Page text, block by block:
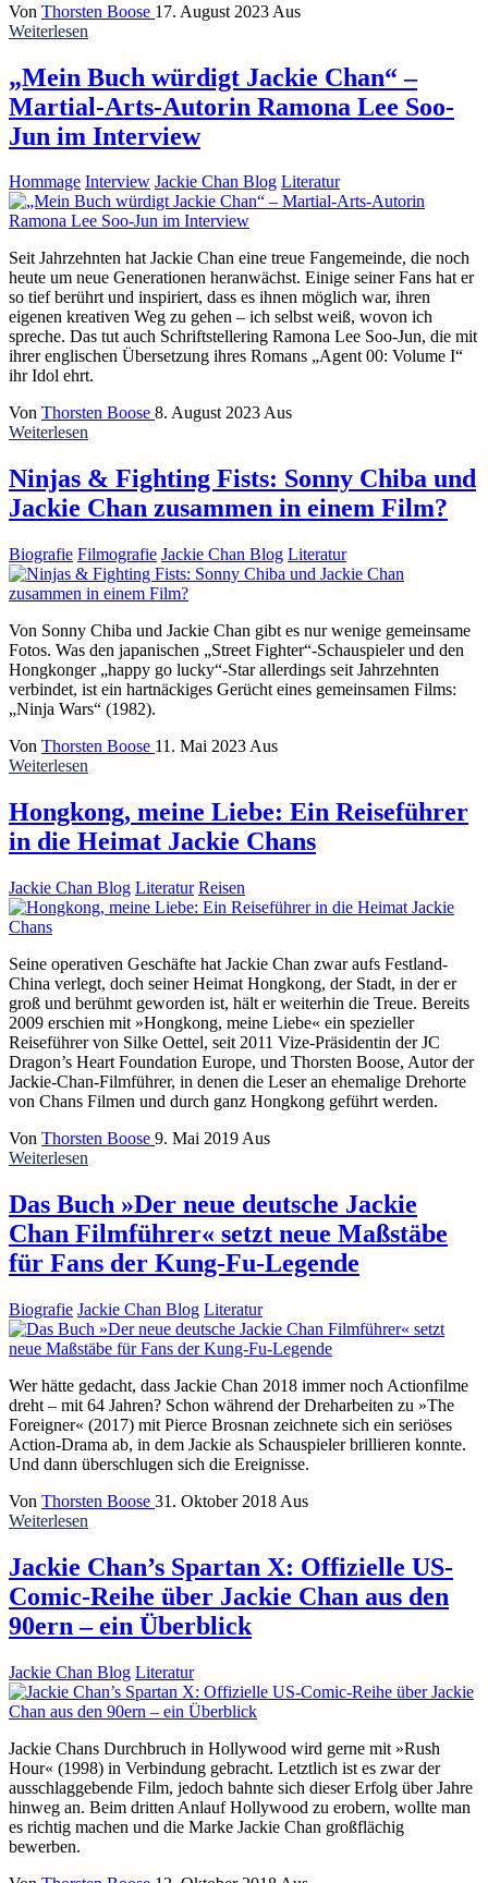
Von Thorsten Boose 17. August 2023 Aus
Weiterlesen
„Mein Buch würdigt Jackie Chan“ –
Martial-Arts-Autorin Ramona Lee Soo-
Jun im Interview
Hommage Interview Jackie Chan Blog Literatur
Seit Jahrzehnten hat Jackie Chan eine treue Fangemeinde, die noch
heute um neue Generationen heranwächst. Einige seiner Fans hat er
so tief berührt und inspiriert, dass es ihnen möglich war, ihren
eigenen kreativen Weg zu gehen – ich selbst weiß, wovon ich
spreche. Das tut auch Schriftstellering Ramona Lee Soo-Jun, die mit
ihrer englischen Übersetzung ihres Romans „Agent 00: Volume I“
ihr Idol ehrt.
Von Thorsten Boose 8. August 2023Aus
Weiterlesen
Ninjas & Fighting Fists: Sonny Chiba und
Jackie Chan zusammen in einem Film?
Biografie Filmografie Jackie Chan Blog Literatur
Von Sonny Chiba und Jackie Chan gibt es nur wenige gemeinsame
Fotos. Was den japanischen „Street Fighter“-Schauspieler und den
Hongkonger „happy go lucky“-Star allerdings seit Jahrzehnten
verbindet, ist ein hartnäckiges Gerücht eines gemeinsamen Films:
„Ninja Wars“ (1982).
Von Thorsten Boose 11. Mai 2023 Aus
Weiterlesen
Hongkong, meine Liebe: Ein Reiseführer
in die Heimat Jackie Chans
Jackie Chan Blog Literatur Reisen
Seine operativen Geschäfte hat Jackie Chan zwar aufs Festland-
China verlegt, doch seiner Heimat Hongkong, der Stadt, in der er
groß und berühmt geworden ist, hält er weiterhin die Treue. Bereits
2009 erschien mit »Hongkong, meine Liebe« ein spezieller
Reiseführer von Silke Oettel, seit 2011 Vize-Präsidentin der JC
Dragon’s Heart Foundation Europe, und Thorsten Boose, Autor der
Jackie-Chan-Filmführer, in denen die Leser an ehemalige Drehorte
von Chans Filmen und durch ganz Hongkong geführt werden.
Von Thorsten Boose 9. Mai 2019 Aus
Weiterlesen
Das Buch »Der neue deutsche Jackie
Chan Filmführer« setzt neue Maßstäbe
für Fans der Kung-Fu-Legende
Biografie Jackie Chan Blog Literatur
Wer hätte gedacht, dass Jackie Chan 2018 immer noch Actionfilme
dreht – mit 64 Jahren? Schon während der Dreharbeiten zu »The
Foreigner« (2017) mit Pierce Brosnan zeichnete sich ein seriöses
Action-Drama ab, in dem Jackie als Schauspieler brillieren konnte.
Und dann überschlugen sich die Ereignisse.
Von Thorsten Boose 31. Oktober 2018 Aus
Weiterlesen
Jackie Chan’s Spartan X: Offizielle US-
Comic-Reihe über Jackie Chan aus den
90ern – ein Überblick
Jackie Chan Blog Literatur
Jackie Chans Durchbruch in Hollywood wird gerne mit »Rush
Hour« (1998) in Verbindung gebracht. Letztlich ist es zwar der
ausschlaggebende Film, jedoch bahnte sich dieser Erfolg über Jahre
hinweg an. Beim dritten Anlauf Hollywood zu erobern, wollte man
es richtig machen und die Marke Jackie Chan großflächig
bewerben.